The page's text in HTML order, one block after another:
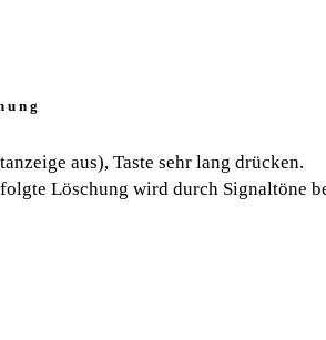
u n g
aus), Taste sehr lang drücken.
Löschung wird durch Signaltöne